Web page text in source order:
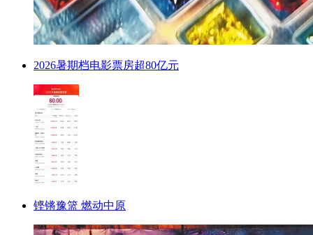
2026暑期档电影票房超80亿元
铿锵豫篮 燃动中原